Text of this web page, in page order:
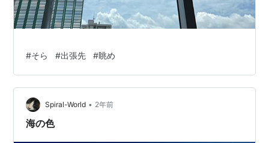
#そら #出張先 #眺め
Spiral-World • 2年前
海の色